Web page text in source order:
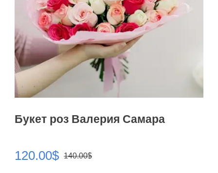
Букет роз Валерия Самара
140.00$Первоначальная
120.00$
Текущая